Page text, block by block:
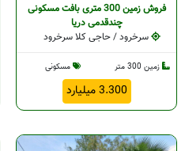
فروش زمین 300 متری بافت مسکونی
چندقدمی دریا
سرخرود / حاجی کلا سرخرود
زمین 300 متر مسکونی
3.300 میلیارد